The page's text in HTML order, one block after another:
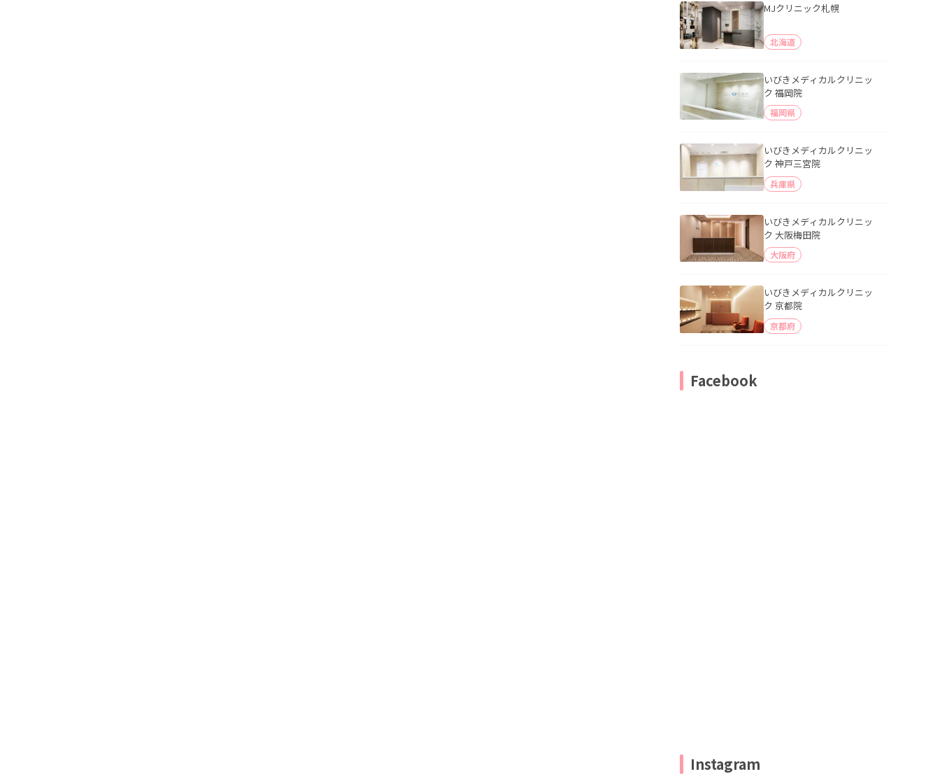
MJクリニック札幌
北海道
いびきメディカルクリニッ
ク 福岡院
福岡県
いびきメディカルクリニッ
ク 神戸三宮院
兵庫県
いびきメディカルクリニッ
ク 大阪梅田院
大阪府
いびきメディカルクリニッ
ク 京都院
京都府
Facebook
Instagram